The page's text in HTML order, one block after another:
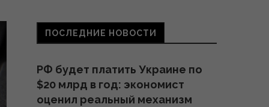
ПОСЛЕДНИЕ НОВОСТИ
РФ будет платить Украине по
$20 млрд в год: экономист
оценил реальный механизм